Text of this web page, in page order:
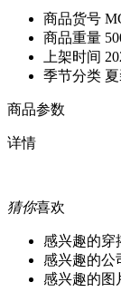
商品货号
商品重量
上架时间
季节分类
商品参数
详情
猜你喜欢
感兴趣的穿
感兴趣的公
感兴趣的图